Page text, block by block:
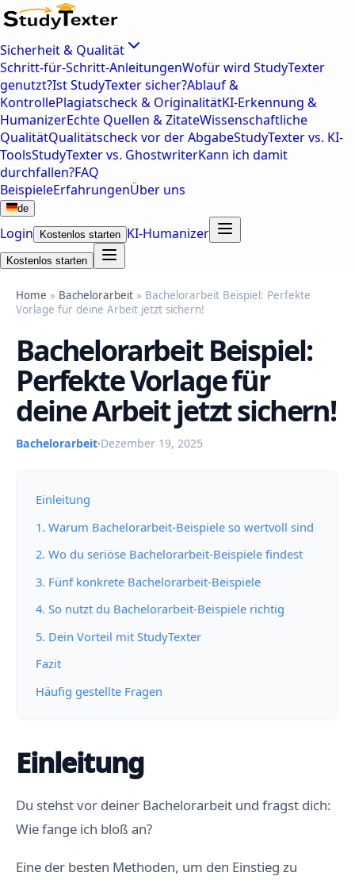
Sicherheit & Qualität
Schritt-für-Schritt-AnleitungenWofür wird StudyTexter
genutzt?Ist StudyTexter sicher?Ablauf &
KontrollePlagiatscheck & OriginalitätKI-Erkennung &
HumanizerEchte Quellen & ZitateWissenschaftliche
QualitätQualitätscheck vor der AbgabeStudyTexter vs. KI-
ToolsStudyTexter vs. GhostwriterKann ich damit
durchfallen?FAQ
BeispieleErfahrungenÜber uns
de
Login Kostenlos starten KI-Humanizer
Kostenlos starten
Home » Bachelorarbeit » Bachelorarbeit Beispiel: Perfekte
Vorlage für deine Arbeit jetzt sichern!
Bachelorarbeit Beispiel:
Perfekte Vorlage für
deine Arbeit jetzt sichern!
Bachelorarbeit·Dezember 19, 2025
Einleitung
1. Warum Bachelorarbeit-Beispiele so wertvoll sind
2. Wo du seriöse Bachelorarbeit-Beispiele findest
3. Fünf konkrete Bachelorarbeit-Beispiele
4. So nutzt du Bachelorarbeit-Beispiele richtig
5. Dein Vorteil mit StudyTexter
Fazit
Häufig gestellte Fragen
Einleitung
Du stehst vor deiner Bachelorarbeit und fragst dich:
Wie fange ich bloß an?
Eine der besten Methoden, um den Einstieg zu